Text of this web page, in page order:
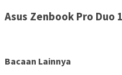
Asus Zenbook Pro Duo
Bacaan Lainnya